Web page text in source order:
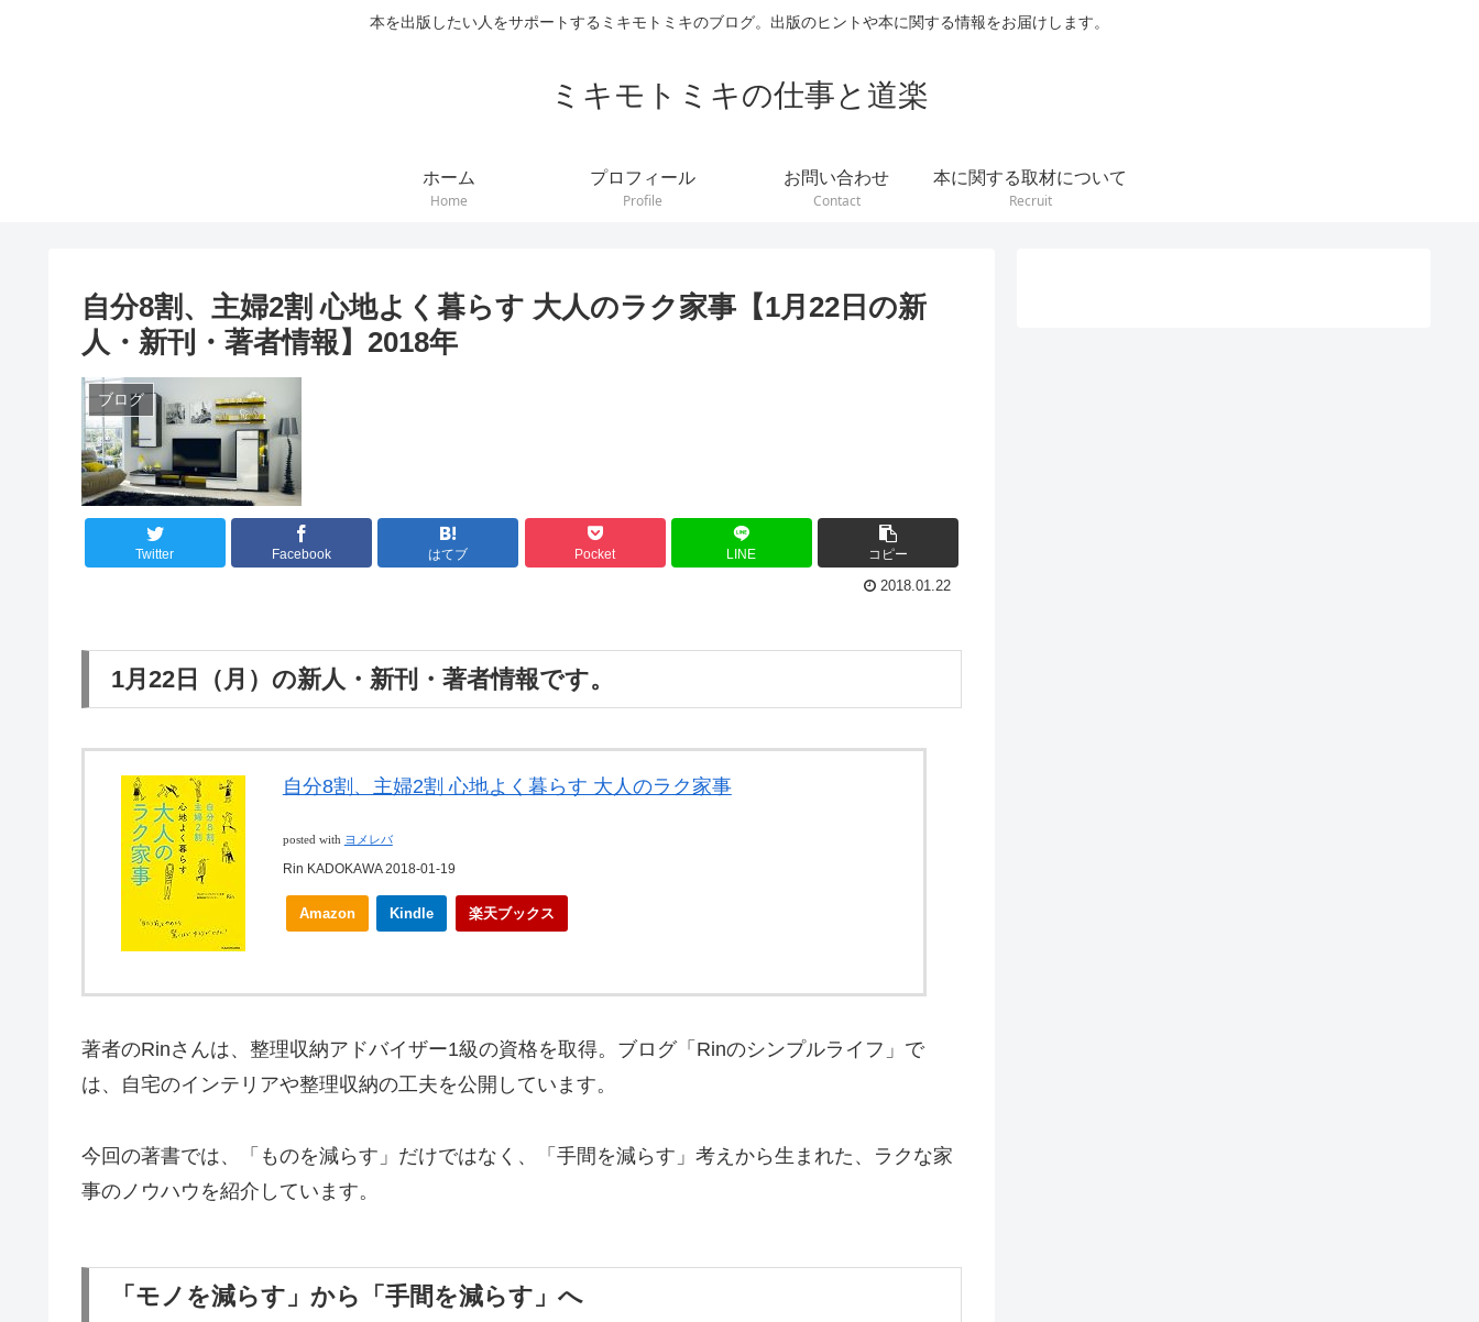
本を出版したい人をサポートするミキモトミキのブログ。出版のヒントや本に関する情報をお届けします。
ミキモトミキの仕事と道楽
ホーム
Home
プロフィール
Profile
お問い合わせ
Contact
本に関する取材について
Recruit
自分8割、主婦2割 心地よく暮らす 大人のラク家事【1月22日の新
人・新刊・著者情報】2018年
ブログ
Twitter Facebook はてブ Pocket LINE コピー
2018.01.22
1月22日（月）の新人・新刊・著者情報です。
自分8割、主婦2割 心地よく暮らす 大人のラク家事
posted with ヨメレバ
Rin KADOKAWA 2018-01-19
Amazon Kindle 楽天ブックス
著者のRinさんは、整理収納アドバイザー1級の資格を取得。ブログ「Rinのシンプルライフ」で
は、自宅のインテリアや整理収納の工夫を公開しています。
今回の著書では、「ものを減らす」だけではなく、「手間を減らす」考えから生まれた、ラクな家
事のノウハウを紹介しています。
「モノを減らす」から「手間を減らす」へ